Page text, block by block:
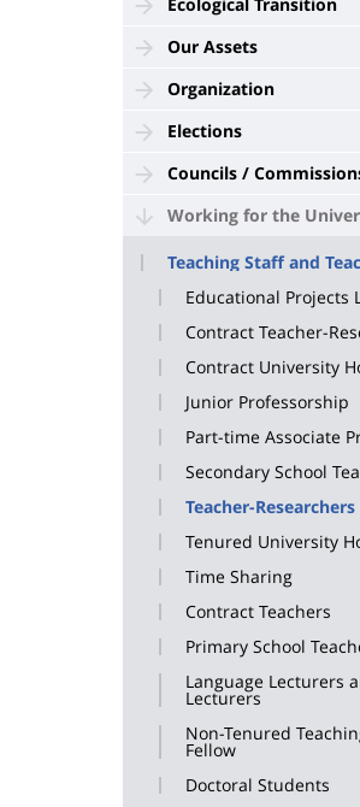
Our Assets
Organization
Elections
Councils /
Working for the
Teaching Staff and
Educational Projects
Contract Teacher-
Contract University
Junior Professorship
Part-time Associate
Secondary School
Teacher-Researchers
Tenured University
Time Sharing
Contract Teachers
Primary School
Language Lecturers
Lecturers
Non-Tenured
Fellow
Doctoral Students